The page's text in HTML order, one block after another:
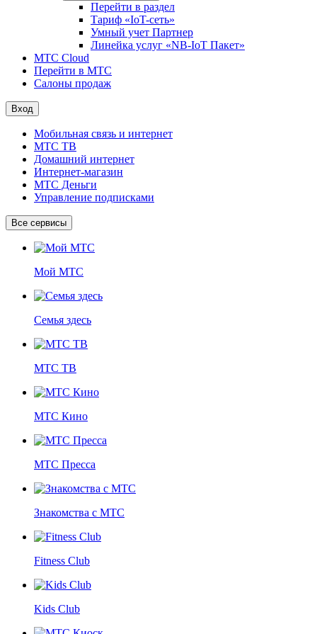
Перейти в раздел
Тариф «IoT-сеть»
Умный учет Партнер
Линейка услуг «NB-IoT Пакет»
МТС Cloud
Перейти в МТС
Салоны продаж
Вход
Мобильная связь и интернет
МТС ТВ
Домашний интернет
Интернет-магазин
МТС Деньги
Управление подписками
Все сервисы
Мой МТС
Семья здесь
МТС ТВ
МТС Кино
МТС Пресса
Знакомства с МТС
Fitness Club
Kids Club